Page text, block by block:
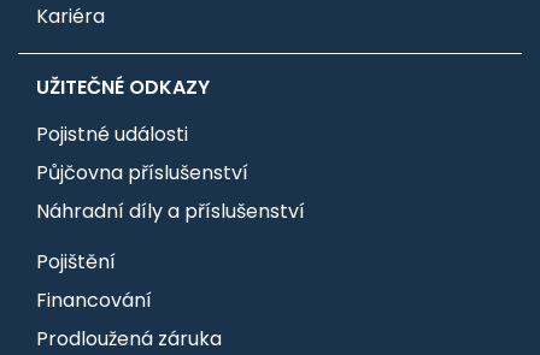
Kariéra
UŽITEČNÉ ODKAZY
Pojistné události
Půjčovna příslušenství
Náhradní díly a příslušenství
Pojištění
Financování
Prodloužená záruka